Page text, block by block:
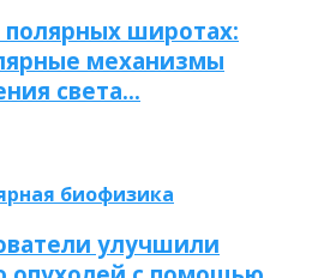
широтах:
механизмы
света…
биофизика
улучшили